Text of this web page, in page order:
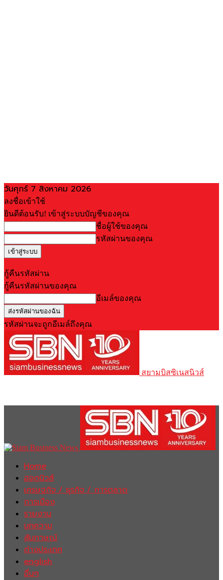
วันศุกร์ 7 สิงหาคม 2026
ลงชื่อเข้าใช้
ยินดีต้อนรับ! เข้าสู่ระบบบัญชีของคุณ
ชื่อผู้ใช้ของคุณ
รหัสผ่านของคุณ
กู้คืนรหัสผ่าน
กู้คืนรหัสผ่านของคุณ
อีเมล์ของคุณ
รหัสผ่านจะถูกอีเมล์ถึงคุณ
สยามบิสซิเนสนิวส์
Home
ฮอตนิวส์
เศรษฐกิจ / ธุรกิจ / การตลาด
การเมือง
รายงาน
บทความ
สัมภาษณ์
ต่างประเทศ
english
อื่นๆ